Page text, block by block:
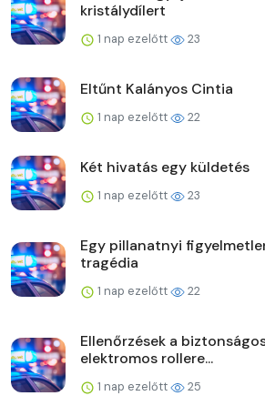
kristálydílert
1 nap ezelőtt 23
Eltűnt Kalányos Cintia
1 nap ezelőtt 22
Két hivatás egy küldetés
1 nap ezelőtt 23
Egy pillanatnyi
tragédia
1 nap ezelőtt 22
Ellenőrzések a
elektromos rollere...
1 nap ezelőtt 25